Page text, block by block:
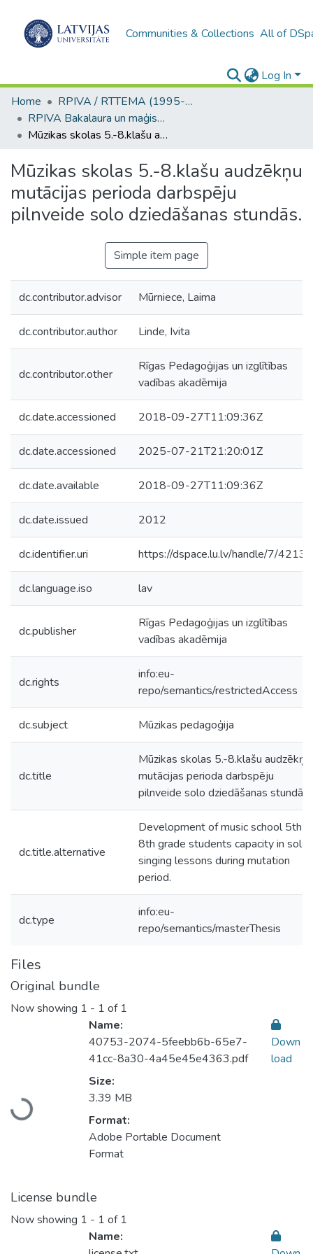
Communities & Collections All of
Log In
Home
RPIVA / RTTEMA (1995-2016)
RPIVA Bakalaura un maģistra darbi / RTTEMA Bachelor's and Master's theses (1995-2017)
Mūzikas skolas 5.-8.klašu audzēkņu mutācijas perioda darbspēju pilnveide solo dziedāšanas stundās.
Mūzikas skolas 5.-8.klašu audzēkņu
mutācijas perioda darbspēju
pilnveide solo dziedāšanas stundās.
Simple item page
dc.contributor.advisor Mūrniece, Laima
dc.contributor.author Linde, Ivita
dc.contributor.other
Rīgas Pedagoģijas un izglītības
vadības akadēmija
dc.date.accessioned 2018-09-27T11:09:36Z
dc.date.accessioned 2025-07-21T21:20:01Z
dc.date.available 2018-09-27T11:09:36Z
dc.date.issued 2012
dc.identifier.uri https://dspace.lu.lv/handle/7/42132
dc.language.iso lav
dc.publisher
Rīgas Pedagoģijas un izglītības
vadības akadēmija
dc.rights
info:eu-
repo/semantics/restrictedAccess
dc.subject Mūzikas pedagoģija
dc.title
Mūzikas skolas 5.-8.klašu audzēkņu
mutācijas perioda darbspēju
pilnveide solo dziedāšanas stundās.
dc.title.alternative
Development of music school 5th-
8th grade students capacity in solo
singing lessons during mutation
period.
dc.type
info:eu-
repo/semantics/masterThesis
Files
Original bundle
Now showing 1 - 1 of 1
Loading...
Name:
40753-2074-5feebb6b-65e7-
41cc-8a30-4a45e45e4363.pdf
Size:
3.39 MB
Format:
Adobe Portable Document
Format
Down
load
License bundle
Now showing 1 - 1 of 1
Name: